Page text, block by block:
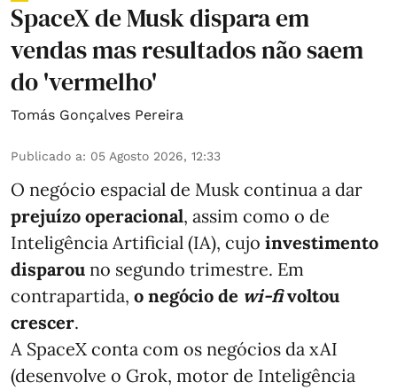
SpaceX de Musk dispara em
vendas mas resultados não saem
do 'vermelho'
Tomás Gonçalves Pereira
Publicado a: 05 Agosto 2026, 12:33
O negócio espacial de Musk continua a dar
prejuízo operacional, assim como o de
Inteligência Artificial (IA), cujo investimento
disparou no segundo trimestre. Em
contrapartida, o negócio de wi-fivoltou
crescer.
A SpaceX conta com os negócios da xAI
(desenvolve o Grok, motor de Inteligência